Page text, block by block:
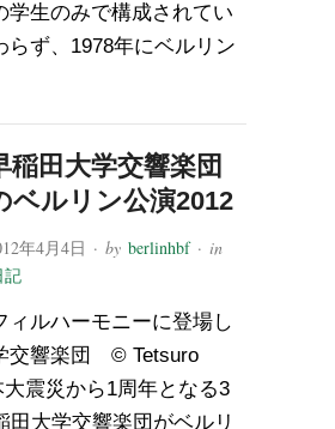
学生のみで構成されてい
らず、1978年にベルリン
稲田大学交響楽団
ベルリン公演2012
年4月4日 · byberlinhbf· in
記
ィルハーモニーに登場し
交響楽団 © Tetsuro
大震災から1周年となる3
田大学交響楽団がベルリ